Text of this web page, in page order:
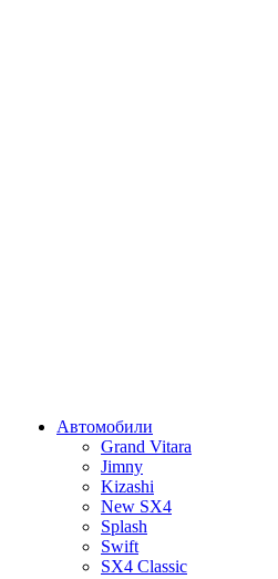
Автомобили
Grand Vitara
Jimny
Kizashi
New SX4
Splash
Swift
SX4 Classic